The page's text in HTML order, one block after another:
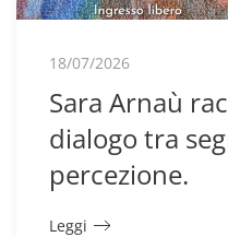
18/07/2026
Sara Arnaù
dialogo tra
percezione.
Leggi